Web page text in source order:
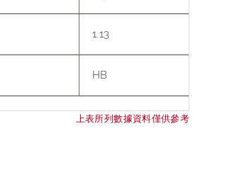
1.13
HB
上表所列數據資料僅供參考